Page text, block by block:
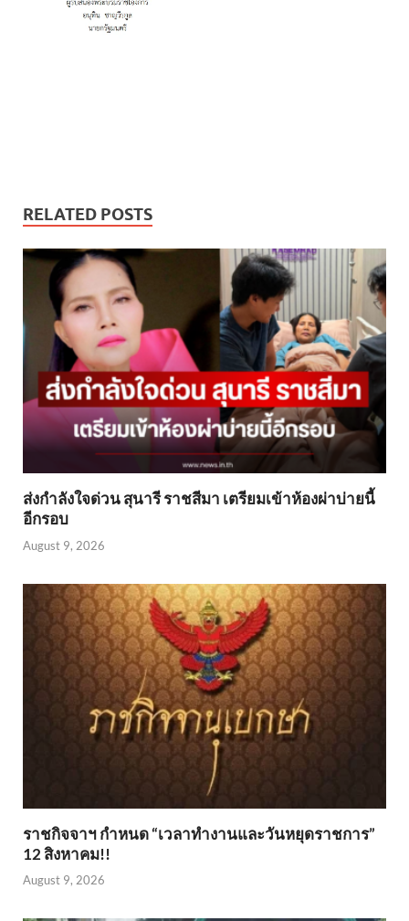
RELATED POSTS
ส่งกำลังใจด่วน สุนารี ราชสีมา เตรียมเข้าห้องผ่าบ่ายนี้
อีกรอบ
August 9, 2026
ราชกิจจาฯ กำหนด “เวลาทำงานและวันหยุดราชการ”
12 สิงหาคม!!
August 9, 2026